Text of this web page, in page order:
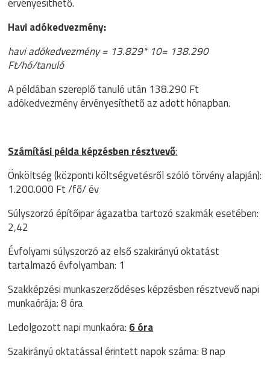
érvényesíthető.
Havi adókedvezmény:
havi adókedvezmény = 13.829* 10= 138.290
Ft/hó/tanuló
A példában szereplő tanuló után 138.290 Ft
adókedvezmény érvényesíthető az adott hónapban.
Számítási példa képzésben résztvevő:
Önköltség (központi költségvetésről szóló törvény alapján):
1.200.000 Ft /fő/ év
Súlyszorzó építőipar ágazatba tartozó szakmák esetében:
2,42
Évfolyami súlyszorzó az első szakirányú oktatást
tartalmazó évfolyamban: 1
Szakképzési munkaszerződéses képzésben résztvevő napi
munkaórája: 8 óra
Ledolgozott napi munkaóra:6 óra
Szakirányú oktatással érintett napok száma: 8 nap